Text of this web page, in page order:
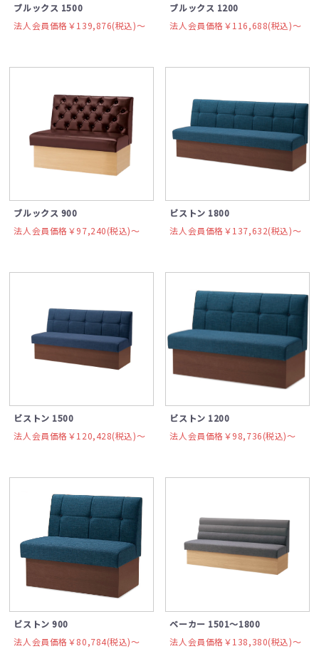
ブルックス 1500
法人会員価格￥139,876(税込)〜
ブルックス 1200
法人会員価格￥116,688(税込)〜
ブルックス 900
法人会員価格￥97,240(税込)〜
ビストン 1800
法人会員価格￥137,632(税込)〜
ビストン 1500
法人会員価格￥120,428(税込)〜
ビストン 1200
法人会員価格￥98,736(税込)〜
ビストン 900
法人会員価格￥80,784(税込)〜
ベーカー 1501～1800
法人会員価格￥138,380(税込)〜